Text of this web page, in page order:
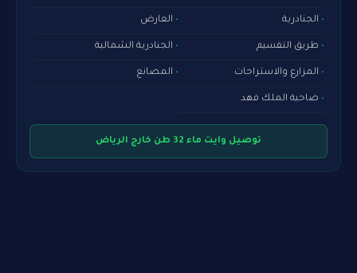
الجنادرية العارض
طريق التقسيم الجنادرية الشمالية
المزارع والاستراحات المصانع
ضاحية الملك فهد
توصيل وايت ماء 32 طن خارج الرياض